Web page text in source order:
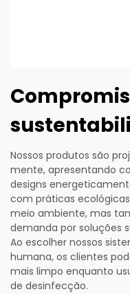
Nossos produtos são
mente, apresentando
designs
com práticas
meio ambiente, mas
demanda por soluções
Ao escolher nossos
humana, os clientes
mais limpo enquanto
de desinfecção.